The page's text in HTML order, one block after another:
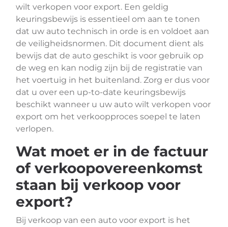
wilt verkopen voor export. Een geldig
keuringsbewijs is essentieel om aan te tonen
dat uw auto technisch in orde is en voldoet aan
de veiligheidsnormen. Dit document dient als
bewijs dat de auto geschikt is voor gebruik op
de weg en kan nodig zijn bij de registratie van
het voertuig in het buitenland. Zorg er dus voor
dat u over een up-to-date keuringsbewijs
beschikt wanneer u uw auto wilt verkopen voor
export om het verkoopproces soepel te laten
verlopen.
Wat moet er in de factuur
of verkoopovereenkomst
staan bij verkoop voor
export?
Bij verkoop van een auto voor export is het